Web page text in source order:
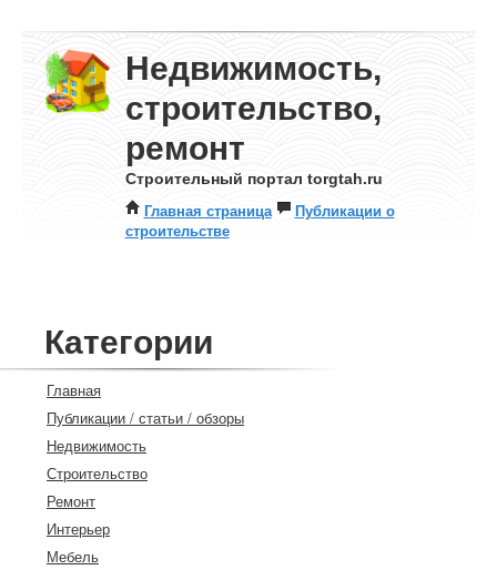
Недвижимость,
строительство,
ремонт
Строительный портал torgtah.ru
Главная страница
Публикации о
строительстве
Категории
Главная
Публикации / статьи / обзоры
Недвижимость
Строительство
Ремонт
Интерьер
Мебель